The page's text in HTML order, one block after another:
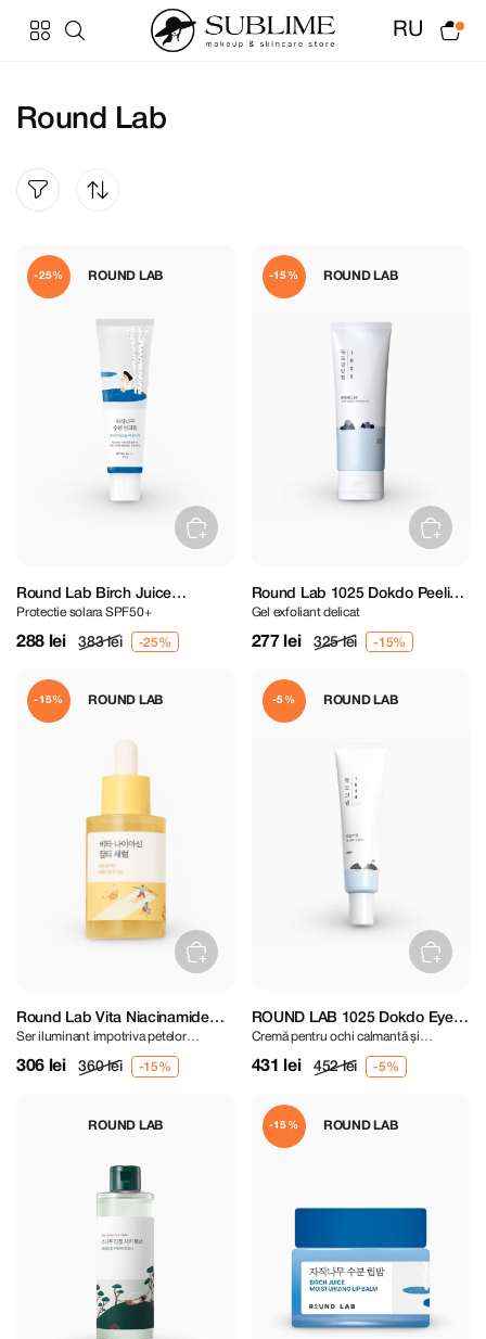
RU
Round Lab
ROUND LAB
-25%
Round Lab Birch Juice
Moisturizing Sunscreen SPF50+
PA++++ 50 ml
Protectie solara SPF50+
288 lei 383 lei
ROUND LAB
-15%
Round Lab 1025 Dokdo Peeling
Gel 120 ml
Gel exfoliant delicat
277 lei 325 lei
ROUND LAB
-15%
Round Lab Vita Niacinamide
Dark Spot Serum 30 ml
Ser iluminant impotriva petelor
306 lei 360 lei
ROUND LAB
-5%
ROUND LAB 1025 Dokdo Eye
Cream 30 ml
Cremă pentru ochi calmantă și
431 lei 452 lei
ROUND LAB ROUND LAB
-15%